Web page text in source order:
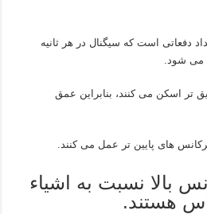
دفعاتی است که سیگنال در هر ثانیه
می شود.
تر اسکن می کنند، بنابراین عمق
های پایین تر عمل می کنند.
بالا نسبت به اشیاء
هستند.